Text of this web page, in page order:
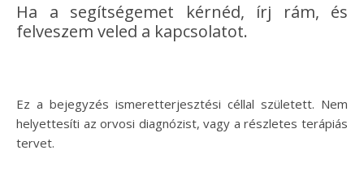
Ha a segítségemet kérnéd, írj rám, és
felveszem veled a kapcsolatot.
Ez a bejegyzés ismeretterjesztési céllal született. Nem
helyettesíti az orvosi diagnózist, vagy a részletes terápiás
tervet.